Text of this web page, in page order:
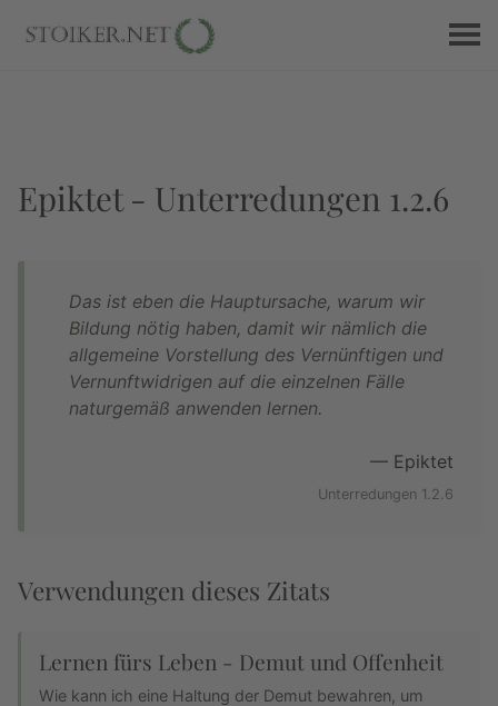
Epiktet - Unterredungen 1.2.6
Das ist eben die Hauptursache, warum wir
Bildung nötig haben, damit wir nämlich die
allgemeine Vorstellung des Vernünftigen und
Vernunftwidrigen auf die einzelnen Fälle
naturgemäß anwenden lernen.
— Epiktet
Unterredungen 1.2.6
Verwendungen dieses Zitats
Lernen fürs Leben - Demut und Offenheit
Wie kann ich eine Haltung der Demut bewahren, um